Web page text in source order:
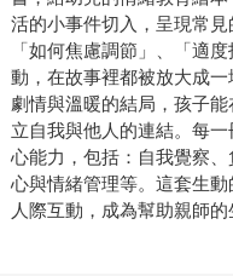
活的小事件切入，呈現常見
「如何焦慮調節」、「適
動，在故事裡都被放大成
劇情與溫暖的結局，孩子
立自我與他人的連結。每
心能力，包括：自我覺察
心與情緒管理等。這套生
人際互動，成為幫助親師的